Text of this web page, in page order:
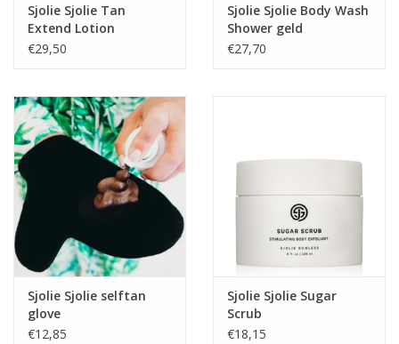
Sjolie Sjolie Tan
Extend Lotion
€29,50
Sjolie Sjolie Body Wash
Shower geld
€27,70
Sjolie Sjolie selftan
glove
€12,85
Sjolie Sjolie Sugar
Scrub
€18,15